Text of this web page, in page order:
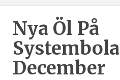
Nya Öl På
December